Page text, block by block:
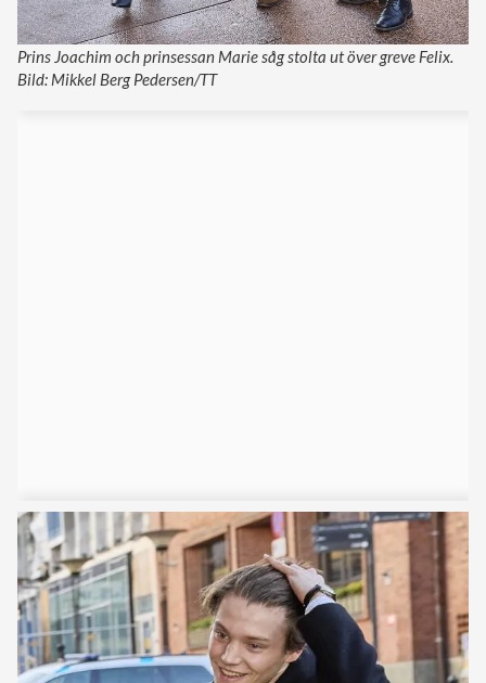
Prins Joachim och prinsessan Marie såg stolta ut över greve Felix.
Bild: Mikkel Berg Pedersen/TT